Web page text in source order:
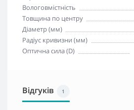
Вологовмістність
Товщина по центру
Діаметр (мм)
Радіус кривизни (мм)
Оптична сила (D)
Відгуків 1